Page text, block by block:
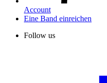
Account
Eine Band einreichen
Follow us